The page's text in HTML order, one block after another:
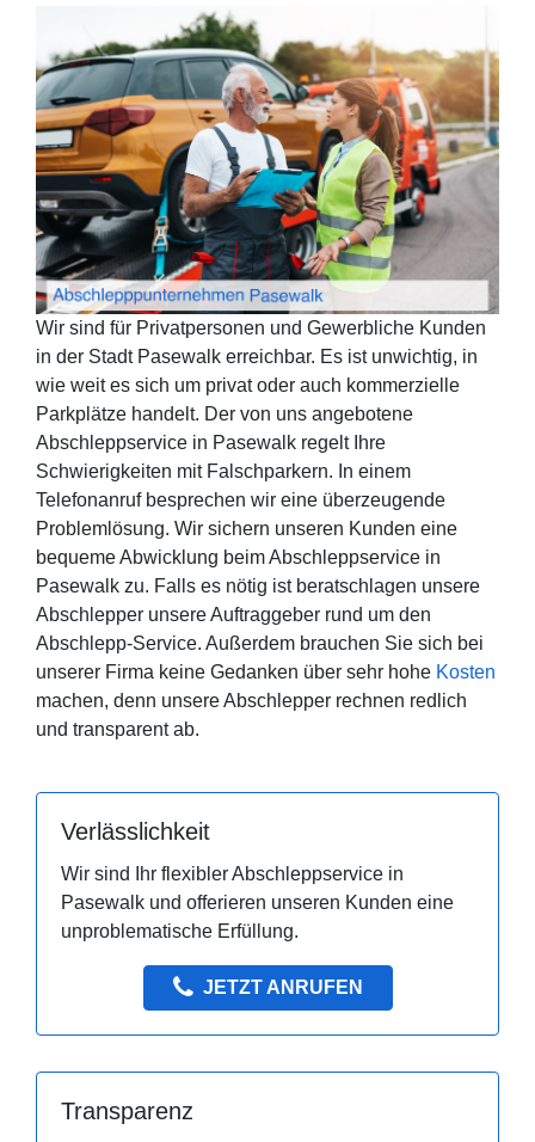
Wir sind für Privatpersonen und Gewerbliche Kunden
in der Stadt Pasewalk erreichbar. Es ist unwichtig, in
wie weit es sich um privat oder auch kommerzielle
Parkplätze handelt. Der von uns angebotene
Abschleppservice in Pasewalk regelt Ihre
Schwierigkeiten mit Falschparkern. In einem
Telefonanruf besprechen wir eine überzeugende
Problemlösung. Wir sichern unseren Kunden eine
bequeme Abwicklung beim Abschleppservice in
Pasewalk zu. Falls es nötig ist beratschlagen unsere
Abschlepper unsere Auftraggeber rund um den
Abschlepp-Service. Außerdem brauchen Sie sich bei
unserer Firma keine Gedanken über sehr hohe Kosten
machen, denn unsere Abschlepper rechnen redlich
und transparent ab.
Verlässlichkeit
Wir sind Ihr flexibler Abschleppservice in
Pasewalk und offerieren unseren Kunden eine
unproblematische Erfüllung.
JETZT ANRUFEN
Transparenz